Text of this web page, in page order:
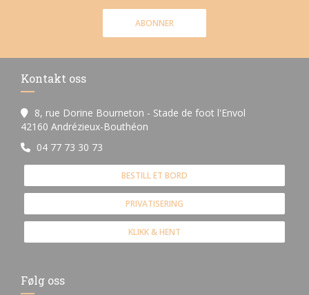
ABONNER
Kontakt oss
8, rue Dorine Bourneton - Stade de foot l'Envol
42160 Andrézieux-Bouthéon
04 77 73 30 73
BESTILL ET BORD
PRIVATISERING
KLIKK & HENT
Følg oss